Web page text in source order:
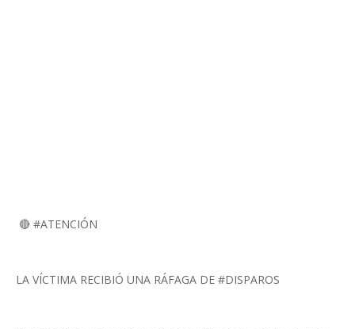
🔴 #ATENCIÓN
LA VÍCTIMA RECIBIÓ UNA RÁFAGA DE #DISPAROS